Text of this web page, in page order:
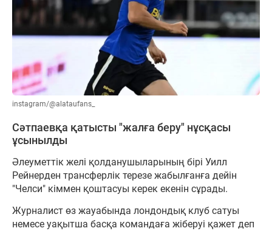
instagram/@alataufans_
Сәтпаевқа қатысты "жалға беру" нұсқасы
ұсынылды
Әлеуметтік желі қолданушыларының бірі Уилл
Рейнерден трансферлік терезе жабылғанға дейін
"Челси" кіммен қоштасуы керек екенін сұрады.
Журналист өз жауабында лондондық клуб сатуы
немесе уақытша басқа командаға жіберуі қажет деп